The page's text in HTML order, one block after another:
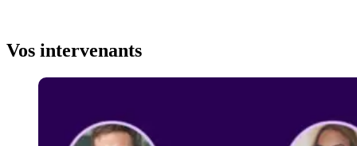
Vos intervenants